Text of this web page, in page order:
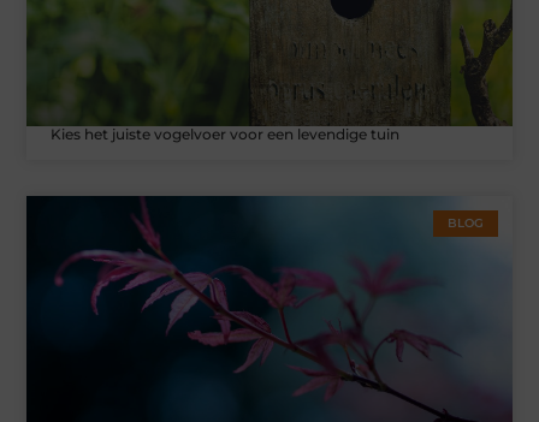
Kies het juiste vogelvoer voor een levendige tuin
BLOG